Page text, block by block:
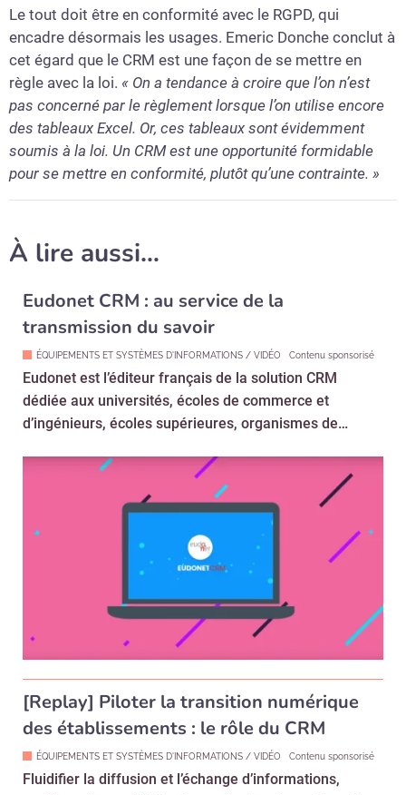
Le tout doit être en conformité avec le RGPD, qui
encadre désormais les usages. Emeric Donche conclut à
cet égard que le CRM est une façon de se mettre en
règle avec la loi. « On a tendance à croire que l’on n’est
pas concerné par le règlement lorsque l’on utilise encore
des tableaux Excel. Or, ces tableaux sont évidemment
soumis à la loi. Un CRM est une opportunité formidable
pour se mettre en conformité, plutôt qu’une contrainte. »
À lire aussi…
Eudonet CRM : au service de la
transmission du savoir
ÉQUIPEMENTS ET SYSTÈMES D'INFORMATIONS / VIDÉO Contenu sponsorisé
Eudonet est l’éditeur français de la solution CRM
dédiée aux universités, écoles de commerce et
d’ingénieurs, écoles supérieures, organismes de…
[Replay] Piloter la transition numérique
des établissements : le rôle du CRM
ÉQUIPEMENTS ET SYSTÈMES D'INFORMATIONS / VIDÉO Contenu sponsorisé
Fluidifier la diffusion et l’échange d’informations,